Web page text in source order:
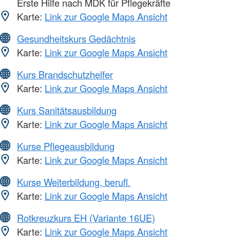
Karte: Link zur Google Maps Ansicht
Gesundheitskurs Gedächtnis
Karte: Link zur Google Maps Ansicht
Kurs Brandschutzhelfer
Karte: Link zur Google Maps Ansicht
Kurs Sanitätsausbildung
Karte: Link zur Google Maps Ansicht
Kurse Pflegeausbildung
Karte: Link zur Google Maps Ansicht
Kurse Weiterbildung, berufl.
Karte: Link zur Google Maps Ansicht
Rotkreuzkurs EH (Variante 16UE)
Karte: Link zur Google Maps Ansicht